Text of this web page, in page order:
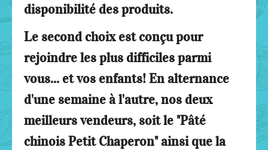
disponibilité des produits.
Le second choix est conçu pour
rejoindre les plus difficiles parmi
vous... et vos enfants! En alternance
d'une semaine à l'autre, nos deux
meilleurs vendeurs, soit le "Pâté
chinois Petit Chaperon" ainsi que la